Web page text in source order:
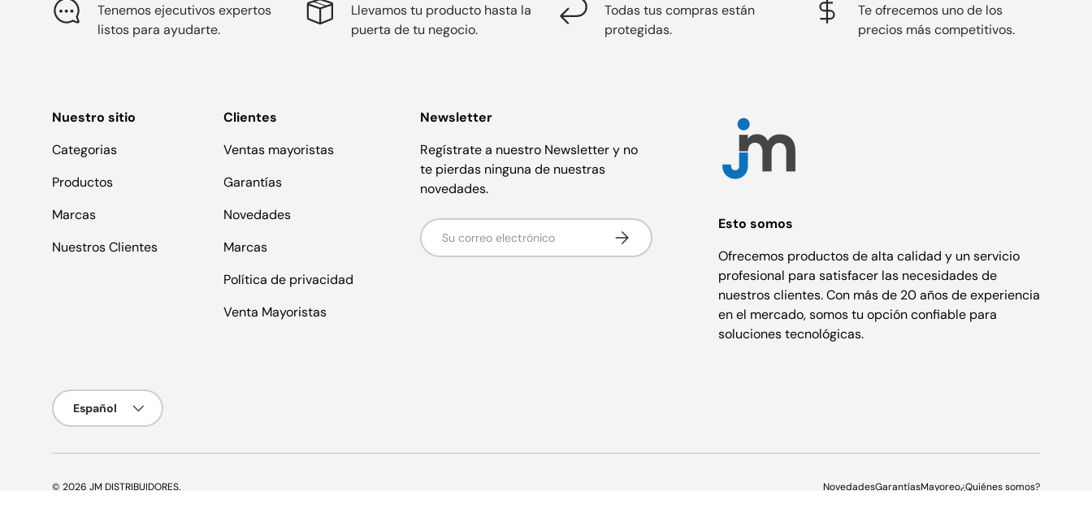
Tenemos ejecutivos expertos
listos para ayudarte.
Llevamos tu producto hasta la
puerta de tu negocio.
Todas tus compras están
protegidas.
Te ofrecemos uno de los
precios más competitivos.
Nuestro sitio
Categorias
Productos
Marcas
Nuestros Clientes
Clientes
Ventas mayoristas
Garantías
Novedades
Marcas
Política de privacidad
Venta Mayoristas
Newsletter
Regístrate a nuestro Newsletter y no
te pierdas ninguna de nuestras
novedades.
Correo electrónico Suscribirse
Esto somos
Ofrecemos productos de alta calidad y un servicio
profesional para satisfacer las necesidades de
nuestros clientes. Con más de 20 años de experiencia
en el mercado, somos tu opción confiable para
soluciones tecnológicas.
Idioma
Español
© 2026 JM DISTRIBUIDORES. NovedadesGarantíasMayoreo¿Quiénes somos?